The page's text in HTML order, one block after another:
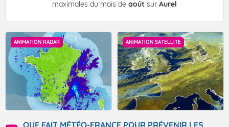
maximales du mois de août sur Aurel
ANIMATION RADAR ANIMATION SATELLITE